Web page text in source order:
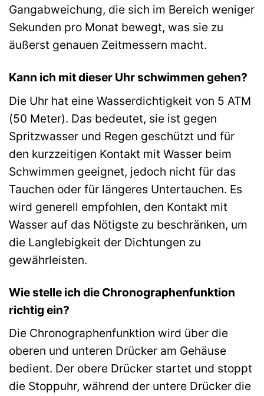
Gangabweichung, die sich im Bereich weniger
Sekunden pro Monat bewegt, was sie zu
äußerst genauen Zeitmessern macht.
Kann ich mit dieser Uhr schwimmen gehen?
Die Uhr hat eine Wasserdichtigkeit von 5 ATM
(50 Meter). Das bedeutet, sie ist gegen
Spritzwasser und Regen geschützt und für
den kurzzeitigen Kontakt mit Wasser beim
Schwimmen geeignet, jedoch nicht für das
Tauchen oder für längeres Untertauchen. Es
wird generell empfohlen, den Kontakt mit
Wasser auf das Nötigste zu beschränken, um
die Langlebigkeit der Dichtungen zu
gewährleisten.
Wie stelle ich die Chronographenfunktion
richtig ein?
Die Chronographenfunktion wird über die
oberen und unteren Drücker am Gehäuse
bedient. Der obere Drücker startet und stoppt
die Stoppuhr, während der untere Drücker die